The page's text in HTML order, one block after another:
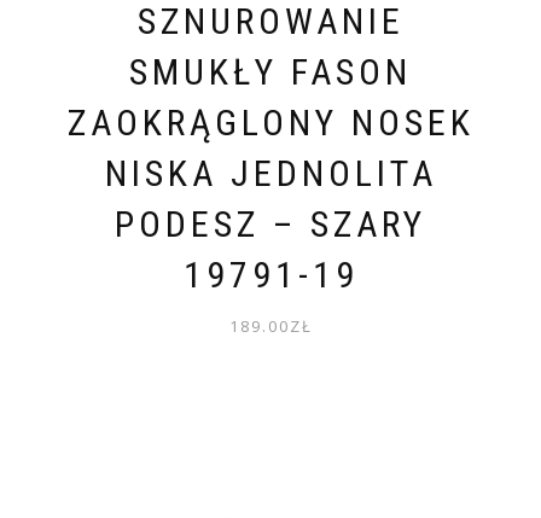
SZNUROWANIE
SMUKŁY FASON
ZAOKRĄGLONY NOSEK
NISKA JEDNOLITA
PODESZ – SZARY
19791-19
189.00ZŁ